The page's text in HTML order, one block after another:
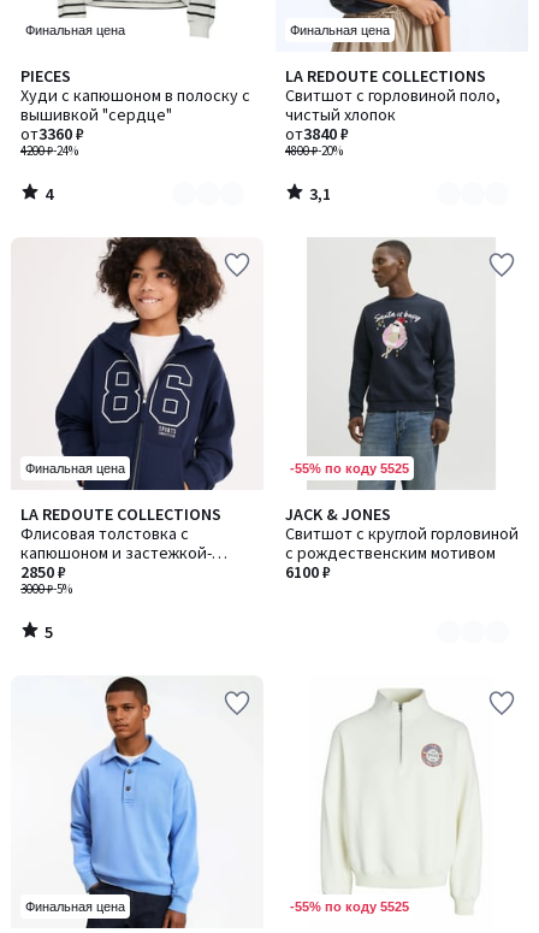
Финальная цена
PIECES
Худи с капюшоном в полоску с
вышивкой "сердце"
4200 ₽-24%
от3360 ₽
4
/
5
Количество
цветов:
2
4
/
Финальная цена
LA REDOUTE COLLECTIONS
Свитшот с горловиной поло,
чистый хлопок
4800 ₽-20%
от3840 ₽
3,1
/ 5
Количество
цветов:
2
3,1
/
Финальная цена
LA REDOUTE COLLECTIONS
Флисовая толстовка с
капюшоном и застежкой-
молнией, в стиле кампуса
3000 ₽-5%
2850 ₽
5
/
5
5
/
-55% по коду 5525
JACK & JONES
Свитшот с круглой горловиной
с рождественским мотивом
6100 ₽
Количество
цветов:
2
Финальная цена -55% по коду 5525